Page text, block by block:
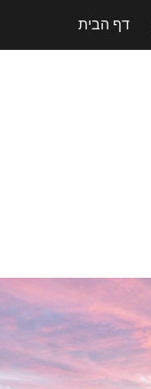
Skip to main content
דף הבית